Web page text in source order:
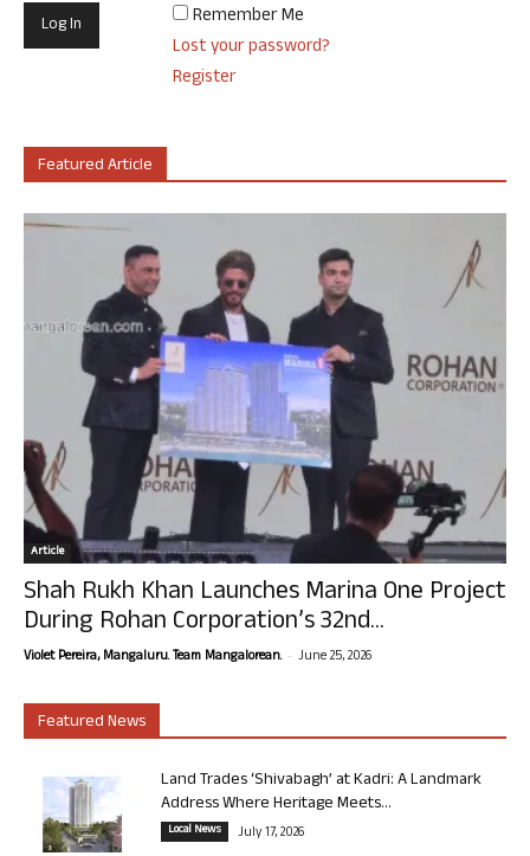
Remember Me
Lost your password?
Register
Featured Article
Article
Shah Rukh Khan Launches Marina One Project
During Rohan Corporation’s 32nd...
Violet Pereira, Mangaluru. Team Mangalorean. - June 25, 2026
Featured News
Land Trades ‘Shivabagh’ at Kadri: A Landmark
Address Where Heritage Meets...
Local News July 17, 2026